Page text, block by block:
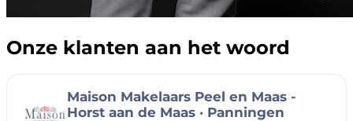
Onze klanten aan het woord